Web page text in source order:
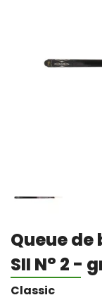
Queue
SII N° 2 -
Classic